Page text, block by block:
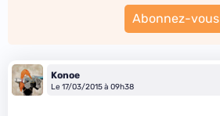
Abonnez-vous
Konoe
Le 17/03/2015 à 09h38